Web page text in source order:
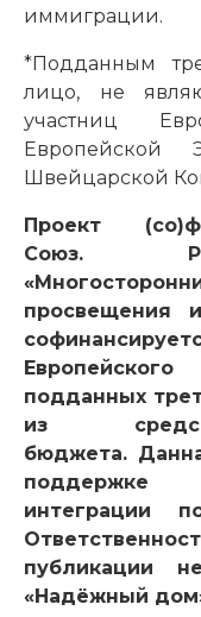
иммиграции.
*Подданным
лицо, не
участниц
Европейской
Швейцарской
Проект
Союз.
просвещения
подданных
из
бюджета.
поддержке
интеграции
публикации
«Надёжный